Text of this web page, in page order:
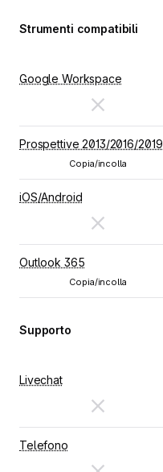
Strumenti compatibili
Google Workspace
Prospettive 2013/2016/2019
Copia/incolla
iOS/Android
Outlook 365
Copia/incolla
Supporto
Livechat
Telefono